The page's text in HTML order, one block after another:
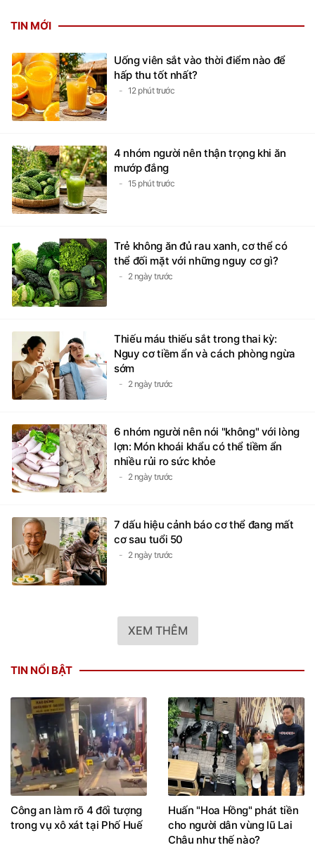
TIN MỚI
Uống viên sắt vào thời điểm nào để
hấp thu tốt nhất?
12 phút trước
4 nhóm người nên thận trọng khi ăn
mướp đắng
15 phút trước
Trẻ không ăn đủ rau xanh, cơ thể có
thể đối mặt với những nguy cơ gì?
2 ngày trước
Thiếu máu thiếu sắt trong thai kỳ:
Nguy cơ tiềm ẩn và cách phòng ngừa
sớm
2 ngày trước
6 nhóm người nên nói "không" với lòng
lợn: Món khoái khẩu có thể tiềm ẩn
nhiều rủi ro sức khỏe
2 ngày trước
7 dấu hiệu cảnh báo cơ thể đang mất
cơ sau tuổi 50
2 ngày trước
XEM THÊM
TIN NỔI BẬT
Công an làm rõ 4 đối tượng
trong vụ xô xát tại Phố Huế
Huấn "Hoa Hồng" phát tiền
cho người dân vùng lũ Lai
Châu như thế nào?